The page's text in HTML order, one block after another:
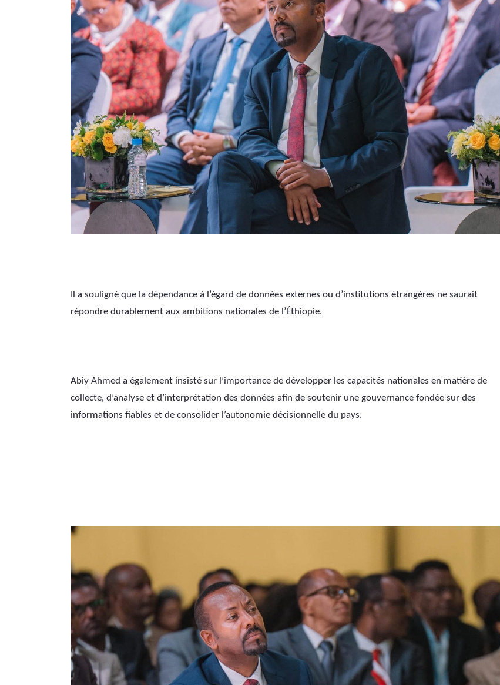
Il a souligné que la dépendance à l’égard de données externes ou d’institutions étrangères ne saurait
répondre durablement aux ambitions nationales de l’Éthiopie.
Abiy Ahmed a également insisté sur l’importance de développer les capacités nationales en matière de
collecte, d’analyse et d’interprétation des données afin de soutenir une gouvernance fondée sur des
informations fiables et de consolider l’autonomie décisionnelle du pays.